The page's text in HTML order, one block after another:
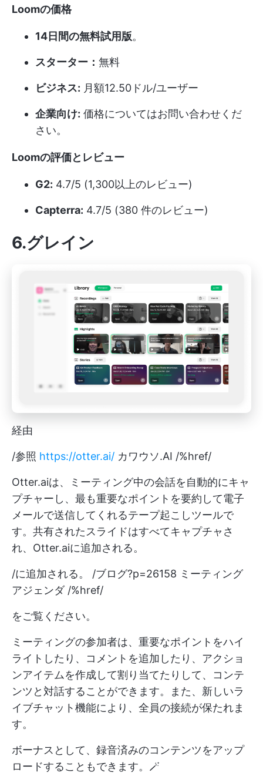
Loomの価格
14日間の無料試用版。
スターター： 無料
ビジネス: 月額12.50ドル/ユーザー
企業向け: 価格についてはお問い合わせくだ
さい。
Loomの評価とレビュー
G2: 4.7/5 (1,300以上のレビュー)
Capterra: 4.7/5 (380 件のレビュー)
6.グレイン
経由
/参照 https://otter.ai/ カワウソ.AI /%href/
Otter.aiは、ミーティング中の会話を自動的にキャ
プチャーし、最も重要なポイントを要約して電子
メールで送信してくれるテープ起こしツールで
す。共有されたスライドはすべてキャプチャさ
れ、Otter.aiに追加される。
/に追加される。 /ブログ?p=26158 ミーティング
アジェンダ /%href/
をご覧ください。
ミーティングの参加者は、重要なポイントをハイ
ライトしたり、コメントを追加したり、アクショ
ンアイテムを作成して割り当てたりして、コンテ
ンツと対話することができます。また、新しいラ
イブチャット機能により、全員の接続が保たれま
す。
ボーナスとして、録音済みのコンテンツをアップ
ロードすることもできます。🪄